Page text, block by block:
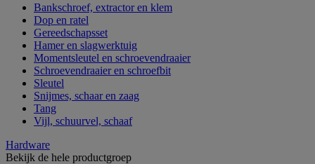
Bankschroef, extractor en klem
Dop en ratel
Gereedschapsset
Hamer en slagwerktuig
Momentsleutel en schroevendraaier
Schroevendraaier en schroefbit
Sleutel
Snijmes, schaar en zaag
Tang
Vijl, schuurvel, schaaf
Hardware
Bekijk de hele productgroep